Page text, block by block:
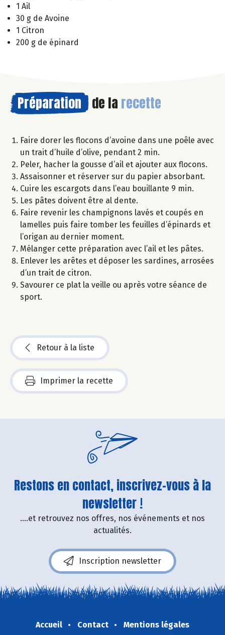
1 Ail
30 g de Avoine
1 Citron
200 g de épinard
Préparation de la recette
Faire dorer les flocons d’avoine dans une poêle avec
un trait d’huile d’olive, pendant 2 min.
Peler, hacher la gousse d’ail et ajouter aux flocons.
Assaisonner et réserver sur du papier absorbant.
Cuire les escargots dans l’eau bouillante 9 min.
Les pâtes doivent être al dente.
Faire revenir les champignons lavés et coupés en
lamelles puis faire tomber les feuilles d’épinards et
l’origan au dernier moment.
Mélanger cette préparation avec l’ail et les pâtes.
Enlever les arêtes et déposer les sardines, arrosées
d’un trait de citron.
Savourer ce plat la veille ou après votre séance de
sport.
Retour à la liste
Imprimer la recette
Restons en contact, inscrivez-vous à la
newsletter !
....et retrouvez nos offres, nos événements et nos
actualités.
Inscription newsletter
Accueil Contact
Mentions légales